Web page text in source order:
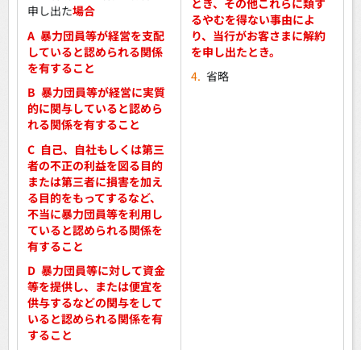
申し出た場合
A 暴力団員等が経営を支配
していると認められる関係
を有すること
B 暴力団員等が経営に実質
的に関与していると認めら
れる関係を有すること
C 自己、自社もしくは第三
者の不正の利益を図る目的
または第三者に損害を加え
る目的をもってするなど、
不当に暴力団員等を利用し
ていると認められる関係を
有すること
D 暴力団員等に対して資金
等を提供し、または便宜を
供与するなどの関与をして
いると認められる関係を有
すること
るやむを得ない事由によ
り、当行がお客さまに解約
を申し出たとき。
4. 省略